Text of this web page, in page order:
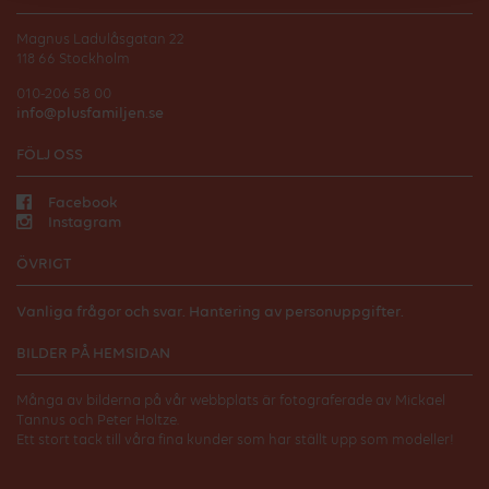
Magnus Ladulåsgatan 22
118 66 Stockholm
010-206 58 00
info@plusfamiljen.se
FÖLJ OSS
Facebook
Instagram
ÖVRIGT
Vanliga frågor och svar. Hantering av personuppgifter.
BILDER PÅ HEMSIDAN
Många av bilderna på vår webbplats är fotograferade av Mickael
Tannus och Peter Holtze.
Ett stort tack till våra fina kunder som har ställt upp som modeller!